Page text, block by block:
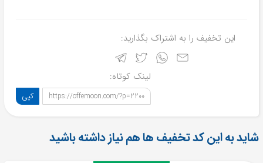
این تخفیف را به اشتراک بگذارید:
لینک کوتاه:
https://offemoon.com/?p=2200 کپی
شاید به این کد تخفیف ها هم نیاز داشته باشید